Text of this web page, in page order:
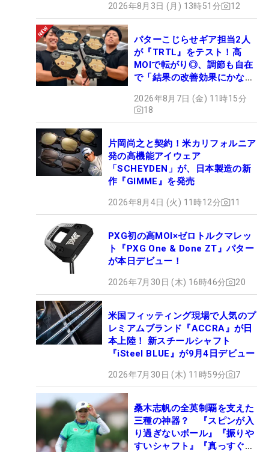
2026年8月3日 (月) 13時51分 12
パターこじらせギア担当2人
が『TRTL』をテスト！高
MOIで転がり◎、調節も自在
で「結果の改善効果にかなり
2026年8月7日 (金) 11時15分
18
片岡尚之と契約！米カリフォルニア
発の高機能アイウェア
「SCHEYDEN」が、日本製造の新
作『GIMME』を発売
2026年8月4日 (火) 11時12分 11
PXG初の高MOI×ゼロトルクマレッ
ト『PXG One & Done ZT』パター
が本日デビュー！
2026年7月30日 (木) 16時46分 20
米国フィッティング現場で人気のプ
レミアムブランド『ACCRA』が日
本上陸！ 新スチールシャフト
『iSteel BLUE』が9月4日デビュー
2026年7月30日 (木) 11時59分 7
桑木志帆の全英制覇を支えた
三種の神器？ 『スピンが入
り過ぎないボール』『振りや
すいシャフト』『真っすぐ飛